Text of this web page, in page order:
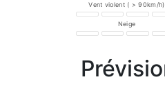
Vent violent ( > 90km/h)
Neige